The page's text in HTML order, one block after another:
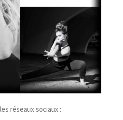
réseaux sociaux :